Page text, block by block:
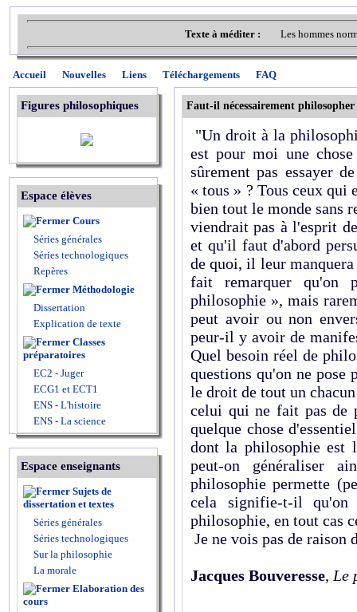
Texte à méditer : Les hommes
Accueil Nouvelles Liens Téléchargements FAQ
Figures philosophiques
Espace élèves
Cours
Séries générales
Séries technologiques
Repères
Méthodologie
Dissertation
Explication de texte
Classes
préparatoires
EC2 - Juger
ECG1 et ECT1
ENS - L'histoire
ENS - La science
Espace enseignants
Sujets de
dissertation et textes
Séries générales
Séries technologiques
Sur la philosophie
La morale
Elaboration des
cours
Faut-il nécessairement philosopher
"Un droit à la
est pour moi une
sûrement pas essayer
« tous » ? Tous ceux qui
bien tout le monde sans
viendrait pas à l'esprit
et qu'il faut d'abord
de quoi, il leur manquera
fait remarquer qu'on
philosophie », mais
peut avoir ou non
peur-il y avoir de
Quel besoin réel de
questions qu'on ne pose
le droit de tout un
celui qui ne fait pas de
quelque chose
dont la philosophie est
peut-on généraliser
philosophie permette
cela signifie-t-il
philosophie, en tout cas
Je ne vois pas de raison
Jacques Bouveresse, Le